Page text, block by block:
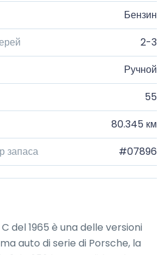
Бензин
2-3
Ручной
55
80.345 км
запаса
#07896
del 1965 è una delle versioni
auto di serie di Porsche, la